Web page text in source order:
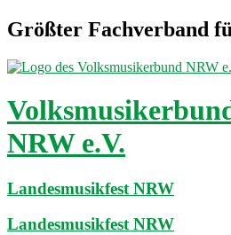
Größter Fachverband
NRW e.V.
Landesmusikfest NRW
Landesmusikfest NRW